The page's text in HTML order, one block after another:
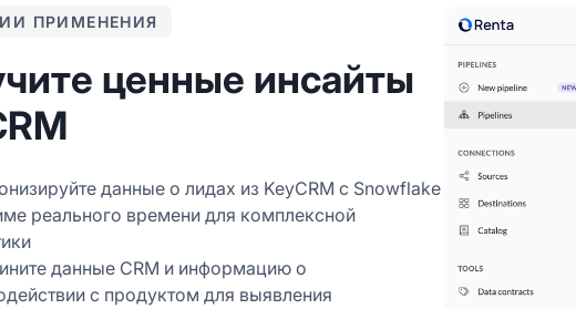
ПРИМЕНЕНИЯ
ценные инсайты
данные о лидах из KeyCRM с Snowflake
реального времени для комплексной
данные CRM и информацию о
с продуктом для выявления